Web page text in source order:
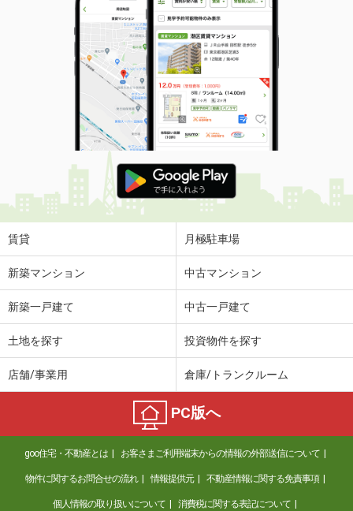
山口県下関市吉見里町２
価 格
4.90万円
住 所
山口県下関市吉見里町２
専有面積 55.86m²
間取り
2LDK
山口県下関市伊倉新町２
価 格
8万円
住 所
山口県下関市伊倉新町２
専有面積
山口県下関市彦島田の首町２
6.48万円
山口県下関市彦島迫町１
4.90万円
住 所
山口県下関市彦島迫町１
専有面積 46.06m²
間取り
1LDK
山口県下関市清末鞍馬１
賃貸 月極駐車場
新築マンション 中古マンション
新築一戸建て 中古一戸建て
土地を探す 投資物件を探す
店舗/事業用 倉庫/トランクルーム
PC版へ
goo住宅・不動産とは お客さまご利用端末からの情報の外部送信について
物件に関するお問合せの流れ 情報提供元 不動産情報に関する免責事項
個人情報の取り扱いについて 消費税に関する表記について